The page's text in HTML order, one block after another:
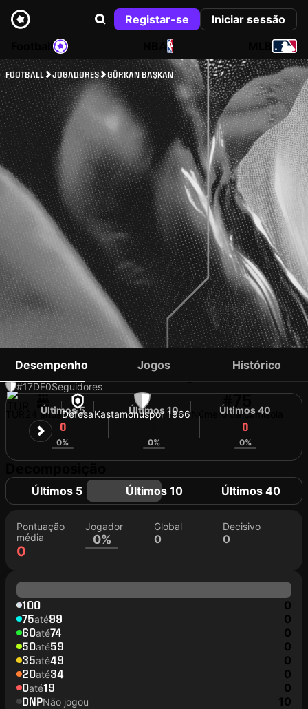
Registar-se
Iniciar sessão
NBA
FOOTBALL JOGADORES GÜRKAN BAŞKAN
GÜRKAN BAŞKAN
#17DF0Seguidores
24 anosDefesaKastamonuspor 1966
#75
Número da camisola
Desempenho Jogos Histórico
Últimos 5
0
0%
Últimos 10
0%
Últimos 40
0
0%
Últimos 5 Últimos 10 Últimos 40
Pontuação
média
0
Jogador
0%
Global
0
Decisivo
0
100 0
75até99 0
60até74 0
50até59 0
35até49 0
20até34 0
0até19 0
DNPNão jogou 10